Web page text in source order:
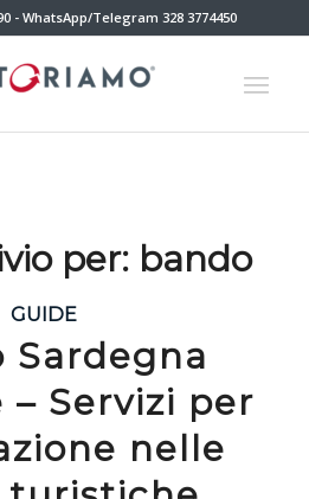
- WhatsApp/Telegram 328 3774450
per: bando
GUIDE
Sardegna
– Servizi per
nelle